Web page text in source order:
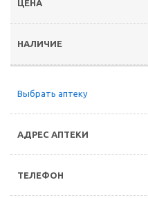
Выбрать аптеку